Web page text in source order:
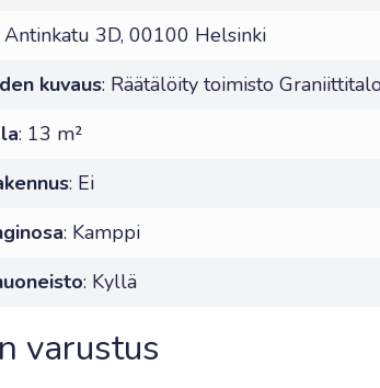
Antinkatu 3D, 00100 Helsinki
kuvaus: Räätälöity toimisto
: 13 m²
: Ei
: Kamppi
: Kyllä
varustus